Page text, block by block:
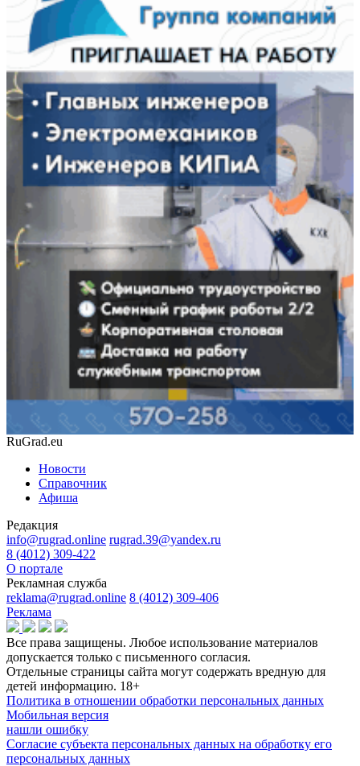
RuGrad.eu
Новости
Справочник
Афиша
Редакция
info@rugrad.online rugrad.39@yandex.ru
8 (4012) 309-422
О портале
Рекламная служба
reklama@rugrad.online 8 (4012) 309-406
Реклама
Все права защищены. Любое использование материалов
допускается только с письменного согласия.
Отдельные страницы сайта могут содержать вредную для
детей информацию. 18+
Политика в отношении обработки персональных данных
Мобильная версия
нашли ошибку
Согласие субъекта персональных данных на обработку его
персональных данных